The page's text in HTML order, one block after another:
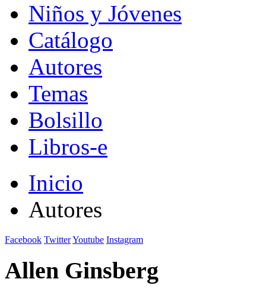
Niños y Jóvenes
Catálogo
Autores
Temas
Bolsillo
Libros-e
Inicio
Autores
Facebook TwitterYoutube Instagram
Allen Ginsberg